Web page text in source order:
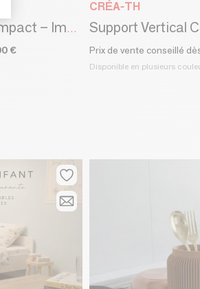
Mini porte-éponge compact – Impression 3D Made in France
€
CRÉA-TH
Prix de vente conseillé
Disponible en plusieurs